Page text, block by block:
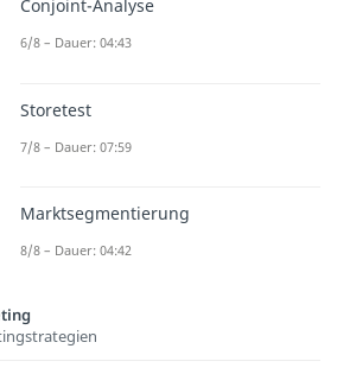
Conjoint-Analyse
6/8 – Dauer: 04:43
Storetest
7/8 – Dauer: 07:59
Marktsegmentierung
8/8 – Dauer: 04:42